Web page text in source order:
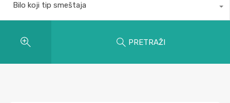
Bilo koji tip smeštaja
PRETRAŽI